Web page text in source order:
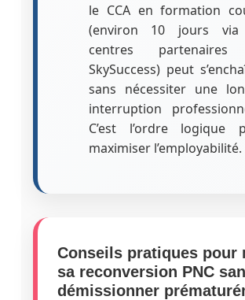
le CCA en formation
(environ 10 jours via
centres
SkySuccess) peut
sans nécessiter une
interruption
C’est l’ordre logique
maximiser l’employabilité.
Conseils pratiques pour
sa reconversion PNC
démissionner